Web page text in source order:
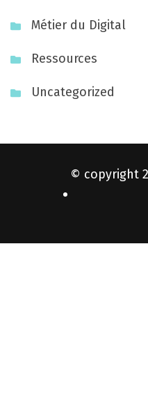
s
Métier du Digital
Ressources
Uncategorized
© copyright